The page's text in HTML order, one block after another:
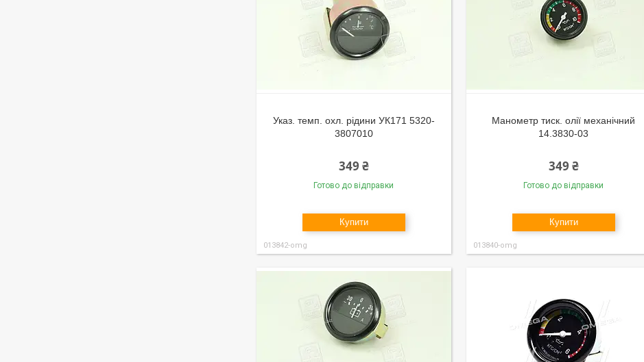
Указ. темп. охл. рідини УК171 5320-
3807010
349 ₴
Готово до відправки
Купити
013842-omg
Манометр тиск. олії механічний
14.3830-03
349 ₴
Готово до відправки
Купити
013840-omg